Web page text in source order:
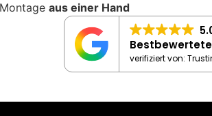
aus einer Hand
verifiziert von: